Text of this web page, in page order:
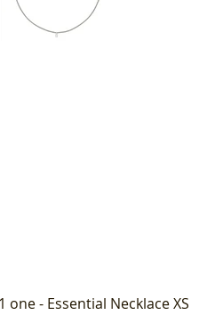
- Essential Necklace XS